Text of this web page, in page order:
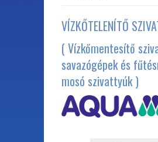
VÍZKŐTELENÍTŐ
( Vízkőmentesítő
savazógépek és
mosó szivattyúk )